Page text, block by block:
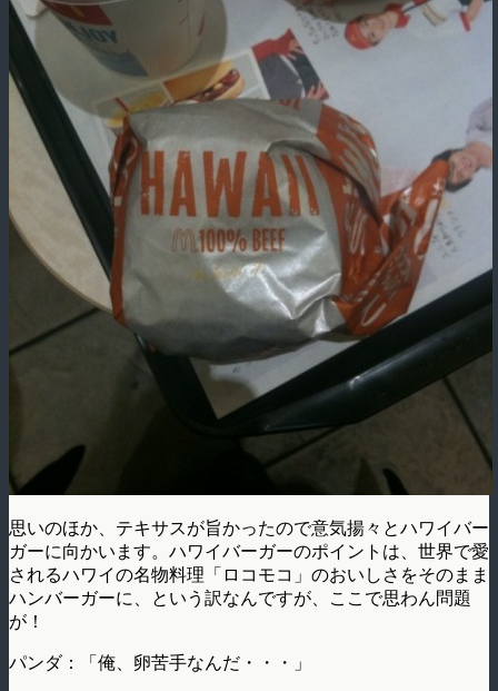
思いのほか、テキサスが旨かったので意気揚々とハワイバー
ガーに向かいます。ハワイバーガーのポイントは、世界で愛
されるハワイの名物料理「ロコモコ」のおいしさをそのまま
ハンバーガーに、という訳なんですが、ここで思わん問題
が！
パンダ：「俺、卵苦手なんだ・・・」